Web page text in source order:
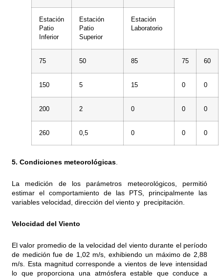
Estación
Patio
Inferior
Estación
Patio
Superior
Estación
Laboratorio
75 50 85 75 60
150 5 15 0 0
200 2 0 0 0
260 0,5 0 0 0
5. Condiciones meteorológicas.
La medición de los parámetros meteorológicos, permitió
estimar el comportamiento de las PTS, principalmente las
variables velocidad, dirección del viento y precipitación.
Velocidad del Viento
El valor promedio de la velocidad del viento durante el período
de medición fue de 1,02 m/s, exhibiendo un máximo de 2,88
m/s. Esta magnitud corresponde a vientos de leve intensidad
lo que proporciona una atmósfera estable que conduce a